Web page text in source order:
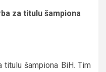
za titulu šampiona
šampiona BiH. Tim